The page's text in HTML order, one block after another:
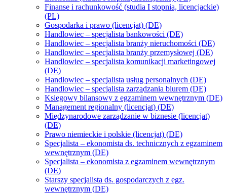
Finanse i rachunkowość (studia I stopnia, licencjackie)
(PL)
Gospodarka i prawo (licencjat) (DE)
Handlowiec – specjalista bankowości (DE)
Handlowiec – specjalista branży nieruchomości (DE)
Handlowiec – specjalista branży przemysłowej (DE)
Handlowiec – specjalista komunikacji marketingowej
(DE)
Handlowiec – specjalista usług personalnych (DE)
Handlowiec – specjalista zarządzania biurem (DE)
Księgowy bilansowy z egzaminem wewnętrznym (DE)
Management regionalny (licencjat) (DE)
Międzynarodowe zarządzanie w biznesie (licencjat)
(DE)
Prawo niemieckie i polskie (licencjat) (DE)
Specjalista – ekonomista ds. technicznych z egzaminem
wewnętrznym (DE)
Specjalista – ekonomista z egzaminem wewnętrznym
(DE)
Starszy specjalista ds. gospodarczych z egz.
wewnętrznym (DE)